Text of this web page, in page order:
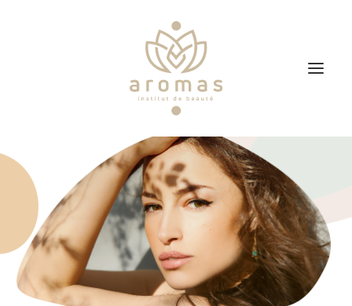
Soins
Je veux faire un bon cadeau
Plan d’accès
Prendre RDV